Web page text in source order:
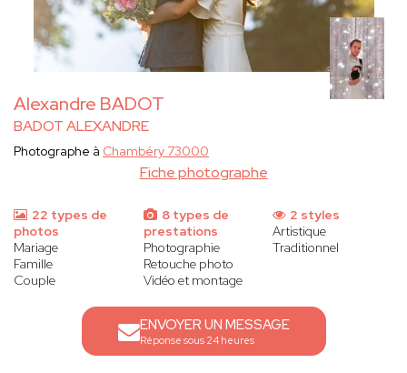
Alexandre BADOT
BADOT ALEXANDRE
Fiche photographe
Photographe à Chambéry 73000
22 types de
photos
Mariage
Famille
Couple
8 types de
prestations
Photographie
Retouche photo
Vidéo et montage
2 styles
Artistique
Traditionnel
ENVOYER UN MESSAGE
Réponse sous 24 heures